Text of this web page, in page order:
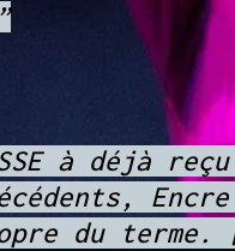
à déjà
du